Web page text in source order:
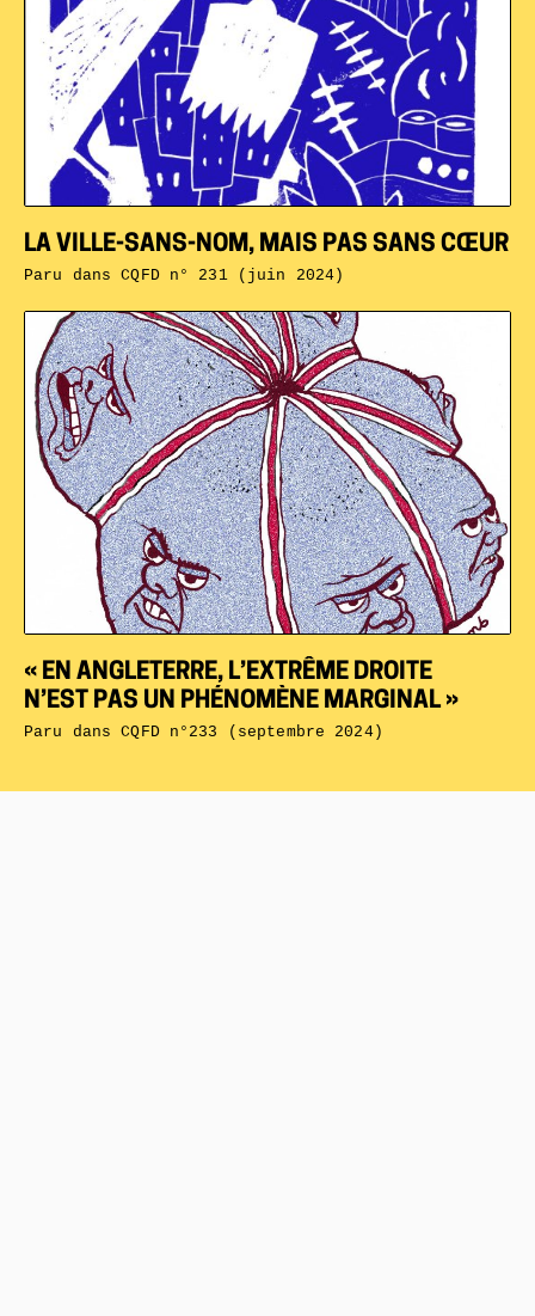
« EN ANGLETERRE, L’EXTRÊME DROITE
N’EST PAS UN PHÉNOMÈNE MARGINAL »
Paru dansCQFD n°233 (septembre 2024)
LA VILLE-SANS-NOM, MAIS PAS SANS CŒUR
Paru dansCQFD n° 231 (juin 2024)